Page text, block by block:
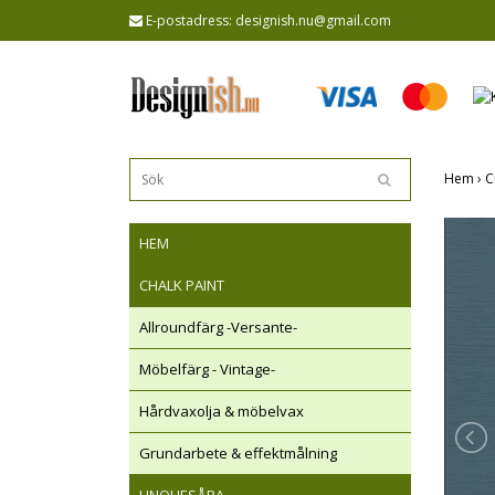
E-postadress: designish.nu@gmail.com
HEM
CHALK PAINT
Allroundfärg -Versante-
Möbelfärg - Vintage-
Hårdvaxolja & möbelvax
Grundarbete & effektmålning
Hem ›